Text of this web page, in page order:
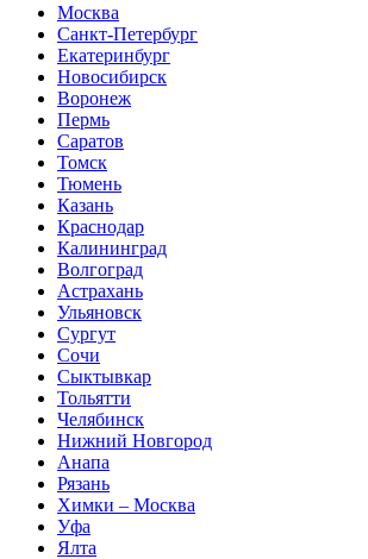
Москва
Санкт-Петербург
Екатеринбург
Новосибирск
Воронеж
Пермь
Саратов
Томск
Тюмень
Казань
Краснодар
Калининград
Волгоград
Астрахань
Ульяновск
Сургут
Сочи
Сыктывкар
Тольятти
Челябинск
Нижний Новгород
Анапа
Рязань
Химки – Москва
Уфа
Ялта